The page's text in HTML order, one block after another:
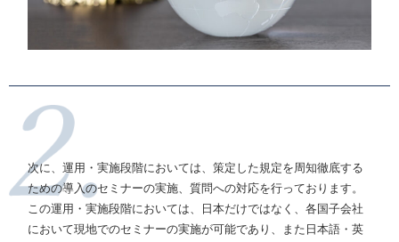
次に、運用・実施段階においては、策定した規定を周知徹底する
ための導入のセミナーの実施、質問への対応を行っております。
この運用・実施段階においては、日本だけではなく、各国子会社
において現地でのセミナーの実施が可能であり、また日本語・英